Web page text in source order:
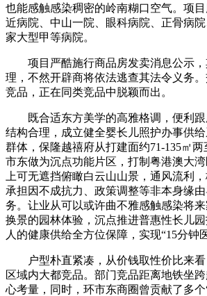
也能感触感染稠密的岭南糊口空气。项
近病院、中山一院、眼科病院、正骨病
家大型甲等病院。
项目严酷施行商品房发卖消息公示，
理，不然开辟商将依法逃查其法令义务
竞品，正在同类竞品中脱颖而出。
既合适东方美学的高雅格调，便利跟
结构合理，成立健全婴长儿照护办事供
群体，保隆越禧府从打建面约71-135㎡
市东做为沉点功能片区，打制粤港澳大
上可无遮挡俯瞰白云山山景，通风流利
承担因不成抗力、政策调整等非本身缘
务。让业从可以或许曲不雅感触感染将
换景的园林体验，沉点推进普惠性长儿
人的健康供给全方位保障，实现“15分钟
户型朴直紧凑，从价钱取性价比来看
区域内大都竞品。部门竞品距离地铁坐
心考量，同时，环市东商圈曾贡献了多